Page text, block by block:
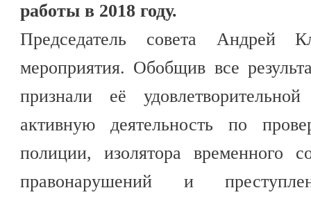
работы в 2018 году.
Председатель совета Андрей
мероприятия. Обобщив все
признали её
активную деятельность по
полиции, изолятора временного
правонарушений и